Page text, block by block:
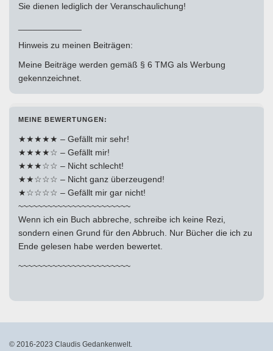
Sie dienen lediglich der Veranschaulichung!
Hinweis zu meinen Beiträgen:
Meine Beiträge werden gemäß § 6 TMG als Werbung
gekennzeichnet.
MEINE BEWERTUNGEN:
★★★★★ – Gefällt mir sehr!
★★★★☆ – Gefällt mir!
★★★☆☆ – Nicht schlecht!
★★☆☆☆ – Nicht ganz überzeugend!
★☆☆☆☆ – Gefällt mir gar nicht!
~~~~~~~~~~~~~~~~~~~~~~~
Wenn ich ein Buch abbreche, schreibe ich keine Rezi,
sondern einen Grund für den Abbruch. Nur Bücher die ich zu
Ende gelesen habe werden bewertet.
~~~~~~~~~~~~~~~~~~~~~~~
© 2016-2023 Claudis Gedankenwelt.